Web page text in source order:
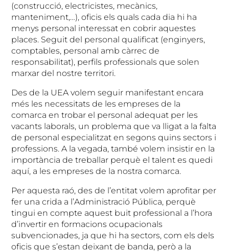
(construcció, electricistes, mecànics,
manteniment,…), oficis els quals cada dia hi ha
menys personal interessat en cobrir aquestes
places. Seguit del personal qualificat (enginyers,
comptables, personal amb càrrec de
responsabilitat), perfils professionals que solen
marxar del nostre territori.
Des de la UEA volem seguir manifestant encara
més les necessitats de les empreses de la
comarca en trobar el personal adequat per les
vacants laborals, un problema que va lligat a la falta
de personal especialitzat en segons quins sectors i
professions. A la vegada, també volem insistir en la
importància de treballar perquè el talent es quedi
aquí, a les empreses de la nostra comarca.
Per aquesta raó, des de l’entitat volem aprofitar per
fer una crida a l’Administració Pública, perquè
tingui en compte aquest buit professional a l’hora
d’invertir en formacions ocupacionals
subvencionades, ja que hi ha sectors, com els dels
oficis que s’estan deixant de banda, però a la